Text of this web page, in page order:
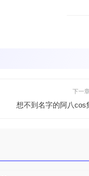
下一
想不到名字的阿八cos